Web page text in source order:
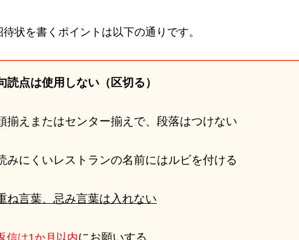
待状を書くポイントは以下の通りです。
読点は使用しない（区切る）
揃えまたはセンター揃えで、段落はつけない
みにくいレストランの名前にはルビを付ける
ね言葉、忌み言葉は入れない
信は1か月以内にお願いする